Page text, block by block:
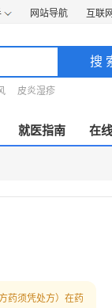
网站导航 互联
搜
皮炎湿疹
就医指南 在
药须凭处方）在药